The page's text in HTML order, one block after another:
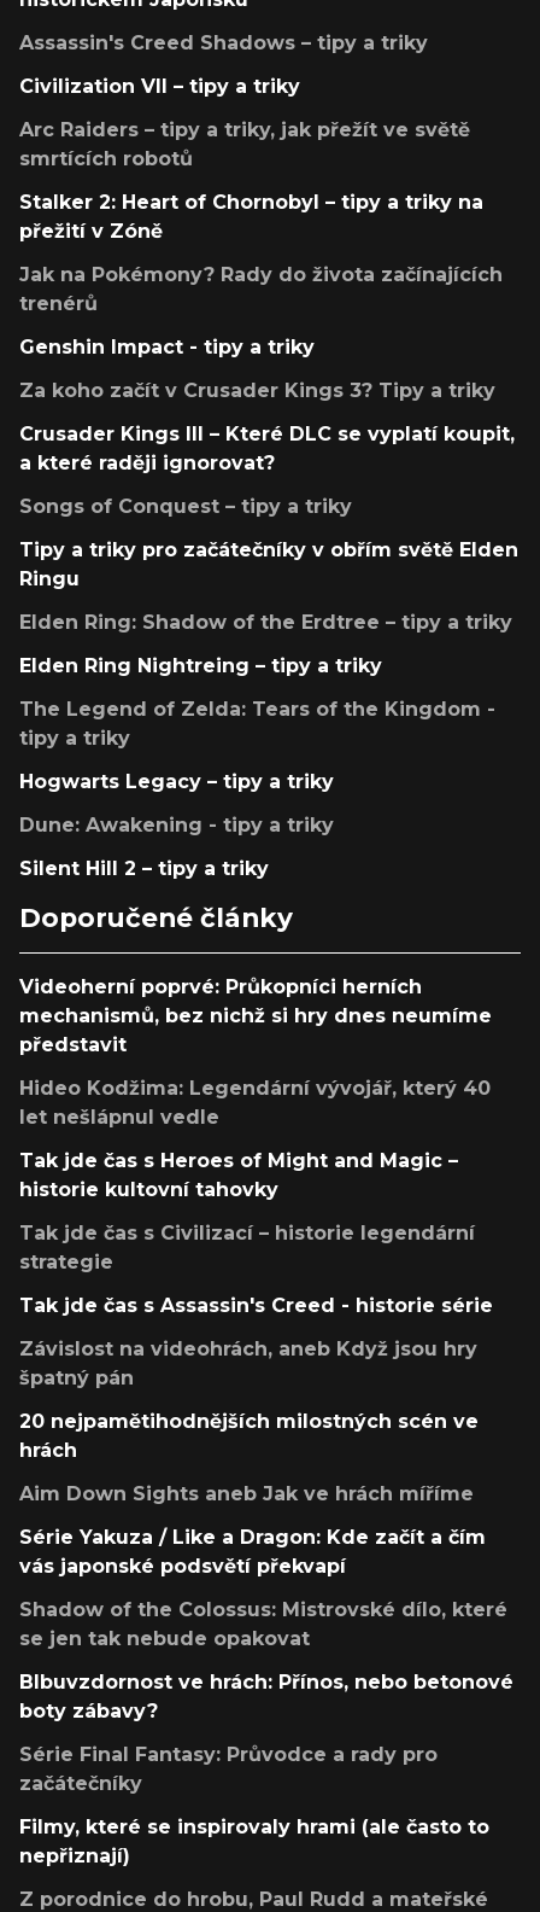
Assassin's Creed Shadows – tipy a triky
Civilization VII – tipy a triky
Arc Raiders – tipy a triky, jak přežít ve světě
smrtících robotů
Stalker 2: Heart of Chornobyl – tipy a triky na
přežití v Zóně
Jak na Pokémony? Rady do života začínajících
trenérů
Genshin Impact - tipy a triky
Za koho začít v Crusader Kings 3? Tipy a triky
Crusader Kings III – Které DLC se vyplatí koupit,
a které raději ignorovat?
Songs of Conquest – tipy a triky
Tipy a triky pro začátečníky v obřím světě Elden
Ringu
Elden Ring: Shadow of the Erdtree – tipy a triky
Elden Ring Nightreing – tipy a triky
The Legend of Zelda: Tears of the Kingdom -
tipy a triky
Hogwarts Legacy – tipy a triky
Dune: Awakening - tipy a triky
Silent Hill 2 – tipy a triky
Doporučené články
Videoherní poprvé: Průkopníci herních
mechanismů, bez nichž si hry dnes neumíme
představit
Hideo Kodžima: Legendární vývojář, který 40
let nešlápnul vedle
Tak jde čas s Heroes of Might and Magic –
historie kultovní tahovky
Tak jde čas s Civilizací – historie legendární
strategie
Tak jde čas s Assassin's Creed - historie série
Závislost na videohrách, aneb Když jsou hry
špatný pán
20 nejpamětihodnějších milostných scén ve
hrách
Aim Down Sights aneb Jak ve hrách míříme
Série Yakuza / Like a Dragon: Kde začít a čím
vás japonské podsvětí překvapí
Shadow of the Colossus: Mistrovské dílo, které
se jen tak nebude opakovat
Blbuvzdornost ve hrách: Přínos, nebo betonové
boty zábavy?
Série Final Fantasy: Průvodce a rady pro
začátečníky
Filmy, které se inspirovaly hrami (ale často to
nepřiznají)
Z porodnice do hrobu, Paul Rudd a mateřské